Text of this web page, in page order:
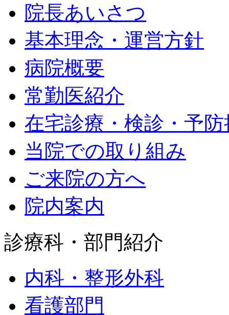
院長あいさつ
基本理念・運営方針
病院概要
常勤医紹介
在宅診療・検診・予防
当院での取り組み
ご来院の方へ
院内案内
診療科・部門紹介
内科・整形外科
看護部門